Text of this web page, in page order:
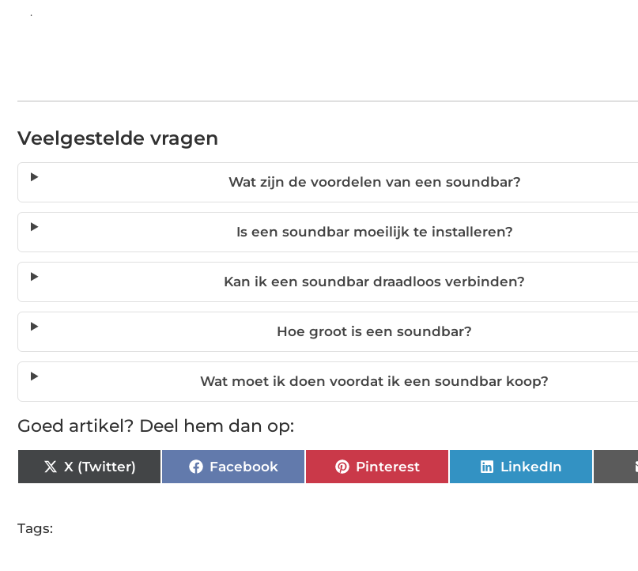
.
Veelgestelde vragen
Wat zijn de voordelen van een soundbar?
Is een soundbar moeilijk te installeren?
Kan ik een soundbar draadloos verbinden?
Hoe groot is een soundbar?
Wat moet ik doen voordat ik een soundbar koop?
Goed artikel? Deel hem dan op:
X (Twitter) Facebook Pinterest LinkedIn
Tags: